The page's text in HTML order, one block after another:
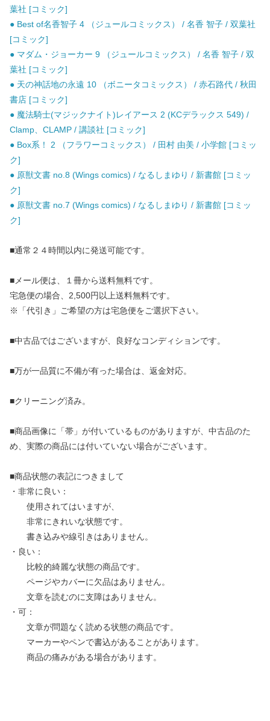
葉社 [コミック]
● Best of名香智子 4 （ジュールコミックス） / 名香 智子 / 双葉社
[コミック]
● マダム・ジョーカー 9 （ジュールコミックス） / 名香 智子 / 双
葉社 [コミック]
● 天の神話地の永遠 10 （ボニータコミックス） / 赤石路代 / 秋田
書店 [コミック]
● 魔法騎士(マジックナイト)レイアース 2 (KCデラックス 549) /
Clamp、CLAMP / 講談社 [コミック]
● Box系！ 2 （フラワーコミックス） / 田村 由美 / 小学館 [コミッ
ク]
● 原獣文書 no.8 (Wings comics) / なるしまゆり / 新書館 [コミッ
ク]
● 原獣文書 no.7 (Wings comics) / なるしまゆり / 新書館 [コミッ
ク]
■通常２４時間以内に発送可能です。
■メール便は、１冊から送料無料です。
宅急便の場合、2,500円以上送料無料です。
※「代引き」ご希望の方は宅急便をご選択下さい。
■中古品ではございますが、良好なコンディションです。
■万が一品質に不備が有った場合は、返金対応。
■クリーニング済み。
■商品画像に「帯」が付いているものがありますが、中古品のた
め、実際の商品には付いていない場合がございます。
■商品状態の表記につきまして
・非常に良い：
使用されてはいますが、
非常にきれいな状態です。
書き込みや線引きはありません。
・良い：
比較的綺麗な状態の商品です。
ページやカバーに欠品はありません。
文章を読むのに支障はありません。
・可：
文章が問題なく読める状態の商品です。
マーカーやペンで書込があることがあります。
商品の痛みがある場合があります。